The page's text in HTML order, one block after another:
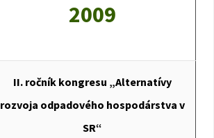
2009
II. ročník kongresu „Alternatívy
rozvoja odpadového hospodárstva v
SR“